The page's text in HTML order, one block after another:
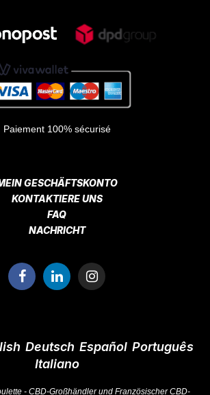
Paiement 100% sécurisé
GESCHÄFTSKONTO
KONTAKTIERE UNS
FAQ
NACHRICHT
Deutsch Español Português
Italiano
- CBD-Großhändlerund Französischer CBD-